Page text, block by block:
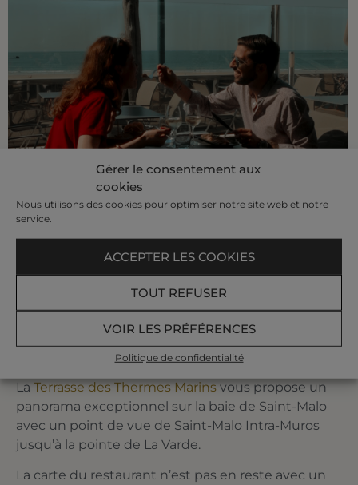
Gérer le consentement aux
cookies
Nous utilisons des cookies pour optimiser notre site web et notre
service.
ACCEPTER LES COOKIES
TOUT REFUSER
VOIR LES PRÉFÉRENCES
Politique de confidentialité
UN ÉTÉ POUR…
DÉJEUNER, DÎNER, PRENDRE UN
À LA TERRASSE DES THERMES
MARINS
LaTerrasse des Thermes Marinsvous propose un
panorama exceptionnel sur la baie de Saint-Malo
avec un point de vue de Saint-Malo Intra-Muros
jusqu’à la pointe de La Varde.
La carte du restaurant n’est pas en reste avec un